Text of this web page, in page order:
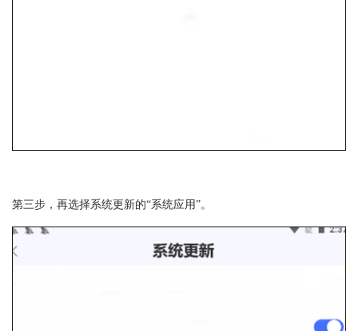
第三步，再选择系统更新的“系统应用”。